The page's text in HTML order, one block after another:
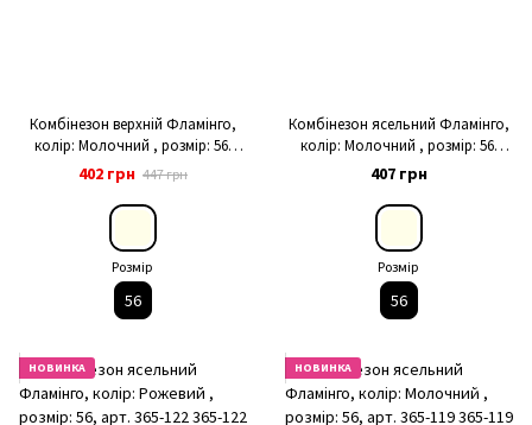
Комбінезон верхній Фламінго,
колір: Молочний , розмір: 56,
арт. 393-804
402 грн 447 грн
Розмір
56
Комбінезон ясельний Фламінго,
колір: Молочний , розмір: 56,
арт. 567-121
407 грн
Розмір
56
НОВИНКА НОВИНКА